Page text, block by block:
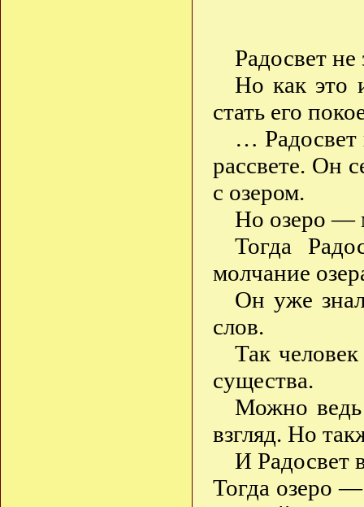
Радосвет
Но как это
стать его
… Радосвет
рассвете. Он
с озером.
Но озеро —
Тогда
молчание
Он уже
слов.
Так
существа.
Можно ведь
взгляд. Но
И Радосвет
Тогда озеро —